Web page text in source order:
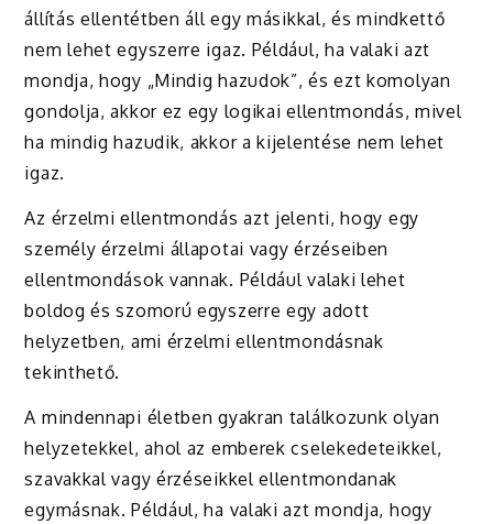
állítás ellentétben áll egy másikkal, és mindkettő
nem lehet egyszerre igaz. Például, ha valaki azt
mondja, hogy „Mindig hazudok”, és ezt komolyan
gondolja, akkor ez egy logikai ellentmondás, mivel
ha mindig hazudik, akkor a kijelentése nem lehet
igaz.
Az érzelmi ellentmondás azt jelenti, hogy egy
személy érzelmi állapotai vagy érzéseiben
ellentmondások vannak. Például valaki lehet
boldog és szomorú egyszerre egy adott
helyzetben, ami érzelmi ellentmondásnak
tekinthető.
A mindennapi életben gyakran találkozunk olyan
helyzetekkel, ahol az emberek cselekedeteikkel,
szavakkal vagy érzéseikkel ellentmondanak
egymásnak. Például, ha valaki azt mondja, hogy